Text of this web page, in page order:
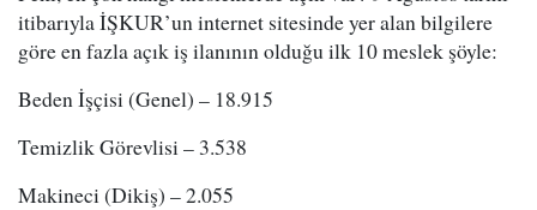
itibarıyla İŞKUR’un internet sitesinde yer alan bilgilere
göre en fazla açık iş ilanının olduğu ilk 10 meslek şöyle:
Beden İşçisi (Genel) – 18.915
Temizlik Görevlisi – 3.538
Makineci (Dikiş) – 2.055